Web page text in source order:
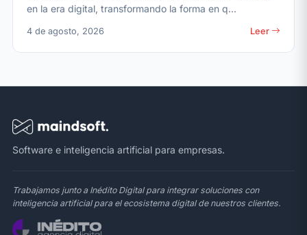
en la era digital, transformando la forma en q...
4 de agosto, 2026 Leer
Software e inteligencia artificial para empresas.
Trabajamos junto a Inédito Digital para integrar soluciones con
inteligencia artificial para el ecosistema digital de nuestros clientes.